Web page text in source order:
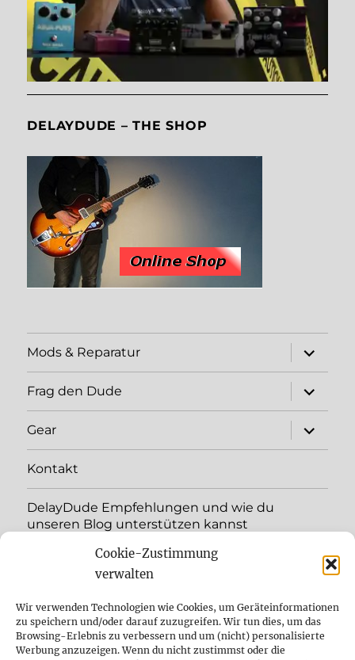
Cookie-Zustimmung
verwalten
Wir verwenden Technologien wie Cookies, um Geräteinformationen
zu speichern und/oder darauf zuzugreifen. Wir tun dies, um das
Browsing-Erlebnis zu verbessern und um (nicht) personalisierte
Werbung anzuzeigen. Wenn du nicht zustimmst oder die
DELAYDUDE – THE SHOP
Mods & Reparatur
expand
child
menu
Frag den Dude
expand
child
menu
Gear
expand
child
menu
Kontakt
DelayDude Empfehlungen und wie du
unseren Blog unterstützen kannst
expand
child
YouTube
Instagram